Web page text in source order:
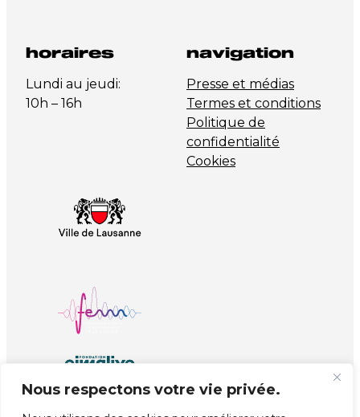
Nous respectons votre vie privée.
horaires
Lundi au jeudi:
10h – 16h
navigation
Presse et médias
Termes et conditions
Politique de
confidentialité
Cookies